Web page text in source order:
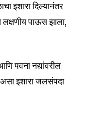
इशारा दिल्यानंतर
लक्षणीय पाऊस झाला,
पवना नद्यांवरील
असा इशारा जलसंपदा